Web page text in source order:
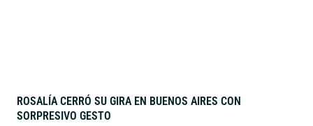
ROSALÍA CERRÓ SU GIRA EN BUENOS AIRES CON
SORPRESIVO GESTO